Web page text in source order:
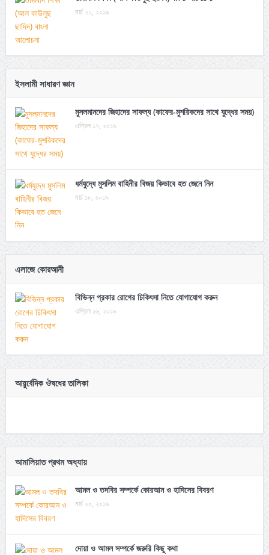
মার্চ ২২, ২০১৯
ইসলামী সাধারণ জ্ঞান
মুসলমানদের জিহাদের সাফল্য (কাফের-মুশরিকদের সাথে যুদ্ধের সময়)
এপ্রিল ১৭, ২০১৯
ধর্মযুদ্ধে মুসলিম বাহিনীর বিজয় কিভাবে হত জেনে নিন
মার্চ ১৮, ২০১৯
এলাজে কোরআনী
বিভিন্ন প্রকার রোগের চিকিৎসা নিতে যোগাযোগ করুন
এপ্রিল ১৬, ২০১৯
আয়ুর্বেদিক ঔষধের তালিকা
আমালিয়াত প্রথম অধ্যায়
আমল ও তদবির সম্পর্কে কোরআন ও হাদিসের বিবরণ
মার্চ ২০, ২০১৯
দোয়া ও আমল সম্পর্কে জরুরি কিছু কথা